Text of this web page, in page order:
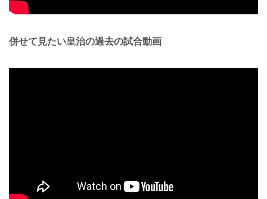
併せて見たい皇治の過去の試合動画